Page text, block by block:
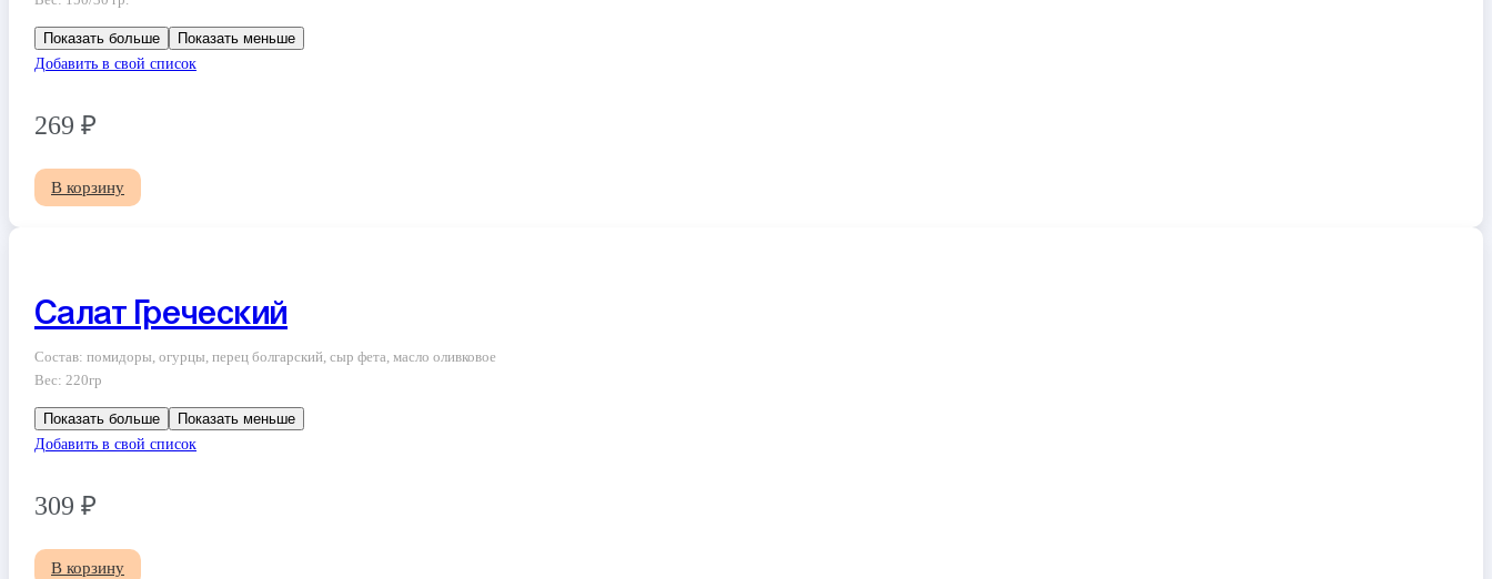
Показать больше
Показать меньше
Добавить в свой список
269 ₽
В корзину
Салат Греческий
Состав: помидоры, огурцы, перец болгарский, сыр фета, масло оливковое
Вес: 220гр
Показать больше
Показать меньше
Добавить в свой список
309 ₽
В корзину